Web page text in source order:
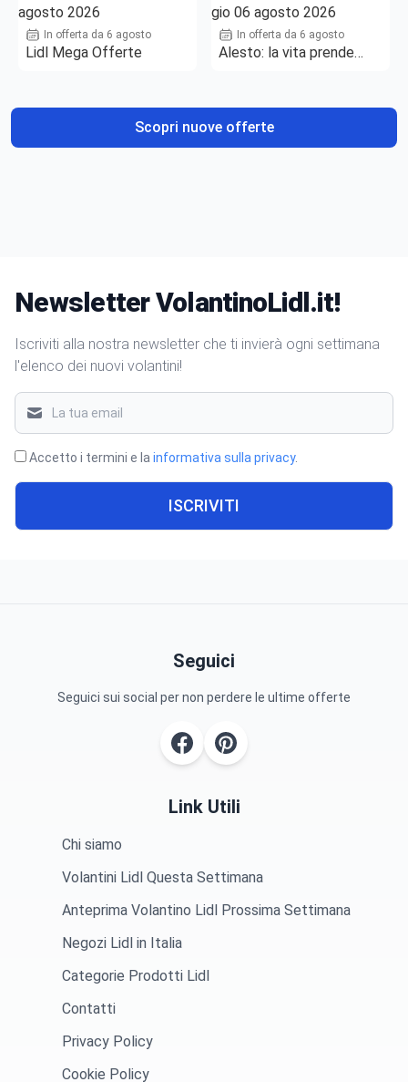
In offerta da 6 agosto
Lidl Mega Offerte
In offerta da 6 agosto
Alesto: la vita prende
Scopri nuove offerte
Newsletter VolantinoLidl.it!
Iscriviti alla nostra newsletter che ti invierà ogni settimana
l'elenco dei nuovi volantini!
Accetto i termini e la informativa sulla privacy.
ISCRIVITI
Seguici
Seguici sui social per non perdere le ultime offerte
Link Utili
Chi siamo
Volantini Lidl Questa Settimana
Anteprima Volantino Lidl Prossima Settimana
Negozi Lidl in Italia
Categorie Prodotti Lidl
Contatti
Privacy Policy
Cookie Policy